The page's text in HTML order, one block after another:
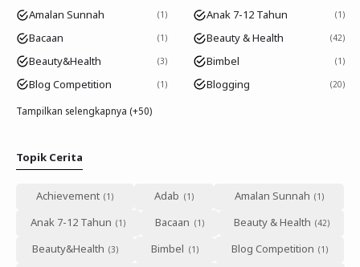
Amalan Sunnah 1 Anak 7-12 Tahun 1
Bacaan 1 Beauty & Health 42
Beauty&Health 3 Bimbel 1
Blog Competition 1 Blogging 20
Tampilkan selengkapnya (+50)
Topik Cerita
Achievement Adab
Amalan Sunnah
Anak 7-12 Tahun
Bacaan
Beauty & Health
Beauty&Health
Bimbel
Blog Competition